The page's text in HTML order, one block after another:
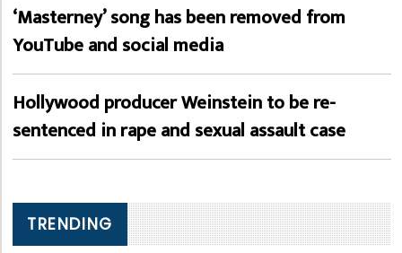
‘Masterney’ song has been removed from
YouTube and social media
Hollywood producer Weinstein to be re-
sentenced in rape and sexual assault case
TRENDING